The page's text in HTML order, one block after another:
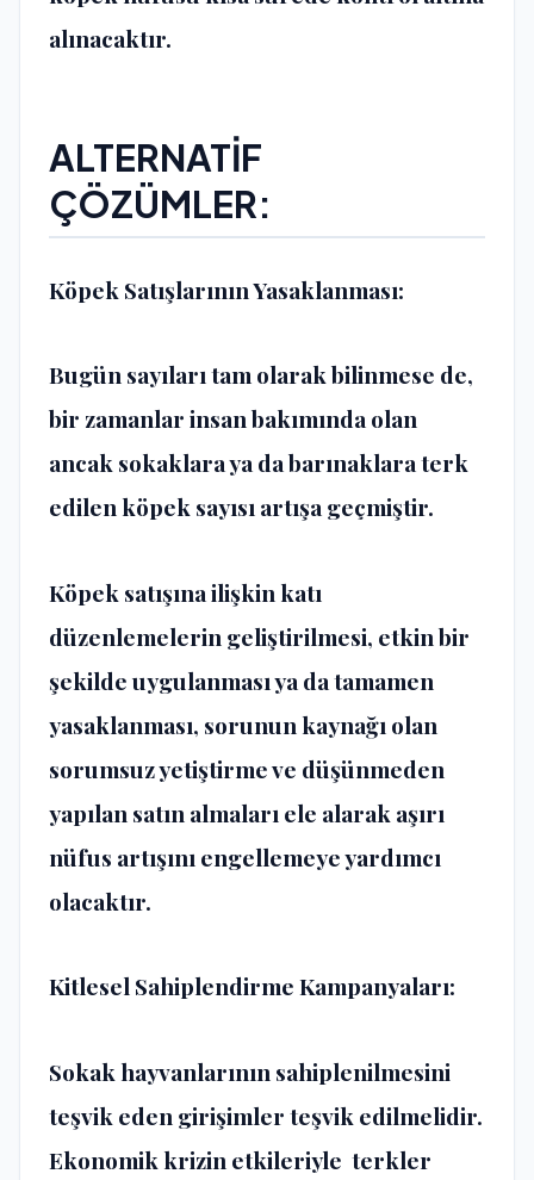
alınacaktır.
ALTERNATİF
ÇÖZÜMLER:
Köpek Satışlarının Yasaklanması:
Bugün sayıları tam olarak bilinmese de,
bir zamanlar insan bakımında olan
ancak sokaklara ya da barınaklara terk
edilen köpek sayısı artışa geçmiştir.
Köpek satışına ilişkin katı
düzenlemelerin geliştirilmesi, etkin bir
şekilde uygulanması ya da tamamen
yasaklanması, sorunun kaynağı olan
sorumsuz yetiştirme ve düşünmeden
yapılan satın almaları ele alarak aşırı
nüfus artışını engellemeye yardımcı
olacaktır.
Kitlesel Sahiplendirme Kampanyaları:
Sokak hayvanlarının sahiplenilmesini
teşvik eden girişimler teşvik edilmelidir.
Ekonomik krizin etkileriyle terkler